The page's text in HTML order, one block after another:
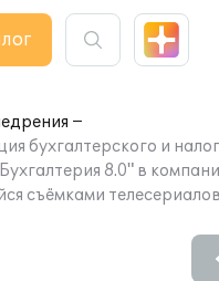
бухгалтерского и
8.0" в
съёмками телесериалов